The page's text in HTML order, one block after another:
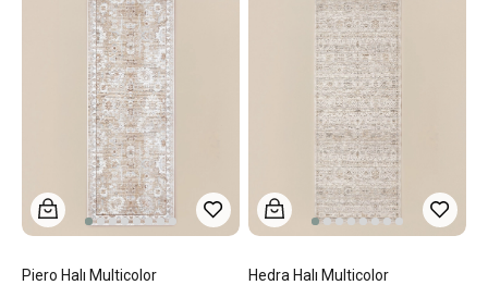
Piero Halı Multicolor Hedra Halı Multicolor